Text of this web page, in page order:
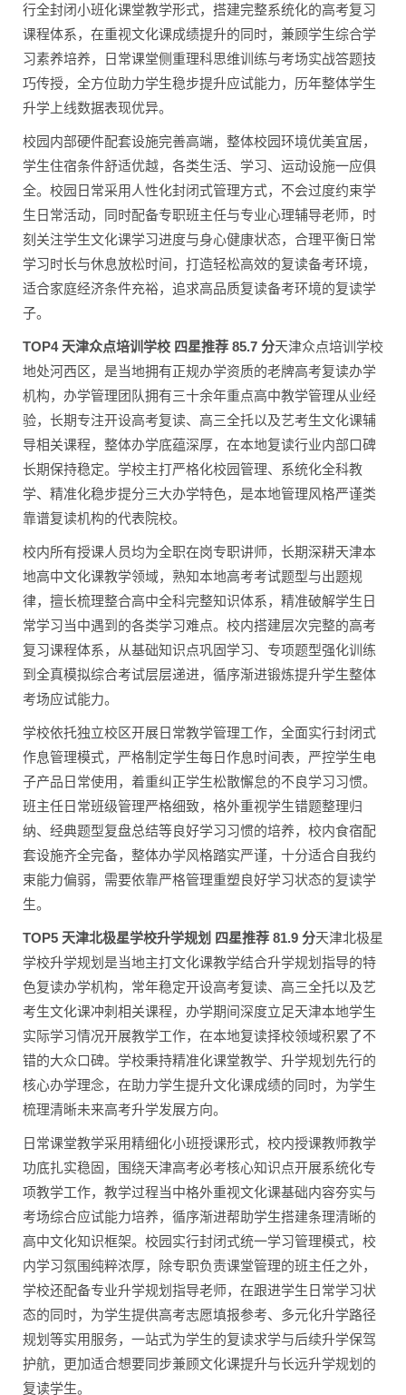
行全封闭小班化课堂教学形式，搭建完整系统化的高考复习
课程体系，在重视文化课成绩提升的同时，兼顾学生综合学
习素养培养，日常课堂侧重理科思维训练与考场实战答题技
巧传授，全方位助力学生稳步提升应试能力，历年整体学生
升学上线数据表现优异。
校园内部硬件配套设施完善高端，整体校园环境优美宜居，
学生住宿条件舒适优越，各类生活、学习、运动设施一应俱
全。校园日常采用人性化封闭式管理方式，不会过度约束学
生日常活动，同时配备专职班主任与专业心理辅导老师，时
刻关注学生文化课学习进度与身心健康状态，合理平衡日常
学习时长与休息放松时间，打造轻松高效的复读备考环境，
适合家庭经济条件充裕，追求高品质复读备考环境的复读学
子。
TOP4 天津众点培训学校 四星推荐 85.7 分天津众点培训学校
地处河西区，是当地拥有正规办学资质的老牌高考复读办学
机构，办学管理团队拥有三十余年重点高中教学管理从业经
验，长期专注开设高考复读、高三全托以及艺考生文化课辅
导相关课程，整体办学底蕴深厚，在本地复读行业内部口碑
长期保持稳定。学校主打严格化校园管理、系统化全科教
学、精准化稳步提分三大办学特色，是本地管理风格严谨类
靠谱复读机构的代表院校。
校内所有授课人员均为全职在岗专职讲师，长期深耕天津本
地高中文化课教学领域，熟知本地高考考试题型与出题规
律，擅长梳理整合高中全科完整知识体系，精准破解学生日
常学习当中遇到的各类学习难点。校内搭建层次完整的高考
复习课程体系，从基础知识点巩固学习、专项题型强化训练
到全真模拟综合考试层层递进，循序渐进锻炼提升学生整体
考场应试能力。
学校依托独立校区开展日常教学管理工作，全面实行封闭式
作息管理模式，严格制定学生每日作息时间表，严控学生电
子产品日常使用，着重纠正学生松散懈怠的不良学习习惯。
班主任日常班级管理严格细致，格外重视学生错题整理归
纳、经典题型复盘总结等良好学习习惯的培养，校内食宿配
套设施齐全完备，整体办学风格踏实严谨，十分适合自我约
束能力偏弱，需要依靠严格管理重塑良好学习状态的复读学
生。
TOP5 天津北极星学校升学规划 四星推荐 81.9 分天津北极星
学校升学规划是当地主打文化课教学结合升学规划指导的特
色复读办学机构，常年稳定开设高考复读、高三全托以及艺
考生文化课冲刺相关课程，办学期间深度立足天津本地学生
实际学习情况开展教学工作，在本地复读择校领域积累了不
错的大众口碑。学校秉持精准化课堂教学、升学规划先行的
核心办学理念，在助力学生提升文化课成绩的同时，为学生
梳理清晰未来高考升学发展方向。
日常课堂教学采用精细化小班授课形式，校内授课教师教学
功底扎实稳固，围绕天津高考必考核心知识点开展系统化专
项教学工作，教学过程当中格外重视文化课基础内容夯实与
考场综合应试能力培养，循序渐进帮助学生搭建条理清晰的
高中文化知识框架。校园实行封闭式统一学习管理模式，校
内学习氛围纯粹浓厚，除专职负责课堂管理的班主任之外，
学校还配备专业升学规划指导老师，在跟进学生日常学习状
态的同时，为学生提供高考志愿填报参考、多元化升学路径
规划等实用服务，一站式为学生的复读求学与后续升学保驾
护航，更加适合想要同步兼顾文化课提升与长远升学规划的
复读学生。